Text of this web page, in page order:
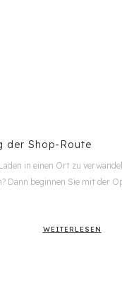
der Shop-Route
in einen Ort zu
Dann beginnen Sie mit der
WEITERLESEN